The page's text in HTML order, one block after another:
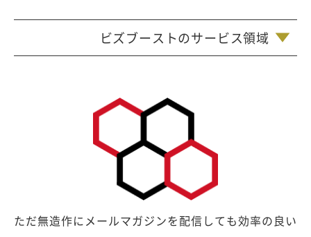
ビズブーストのサービス領域
ただ無造作にメールマガジンを配信しても効率の良い